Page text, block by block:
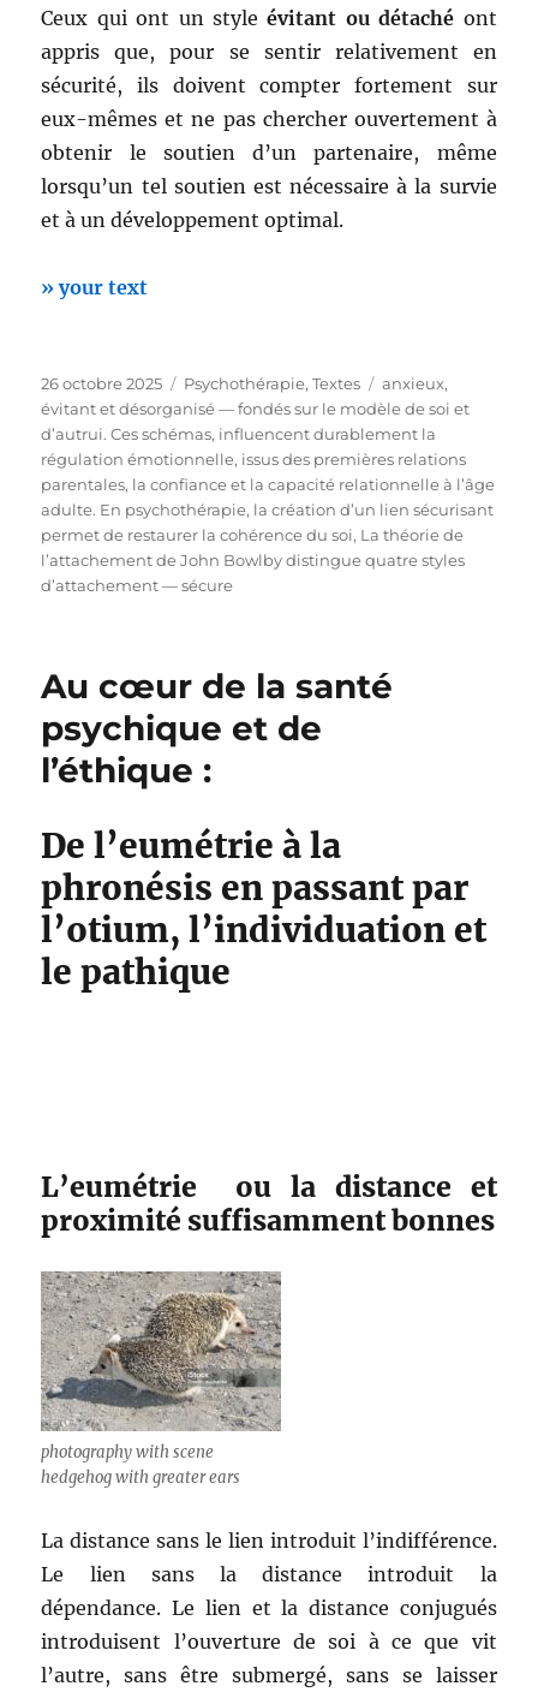
Ceux qui ont un styleévitant ou détaché ont
appris que, pour se sentir relativement en
sécurité, ils doivent compter fortement sur
eux-mêmes et ne pas chercher ouvertement à
obtenir le soutien d’un partenaire, même
lorsqu’un tel soutien est nécessaire à la survie
et à un développement optimal.
» your text
Publié
le
26 octobre 2025 Catégories
Psychothérapie,Textes Étiquettes
anxieux,
évitant et désorganisé — fondés sur le modèle de soi et
d’autrui. Ces schémas, influencent durablement la
régulation émotionnelle, issus des premières relations
parentales, la confiance et la capacité relationnelle à l’âge
adulte. En psychothérapie, la création d’un lien sécurisant
permet de restaurer la cohérence du soi, La théorie de
l’attachement de John Bowlby distingue quatre styles
d’attachement — sécure
Au cœur de la santé
psychique et de
l’éthique :
De l’eumétrie à la
phronésis en passant par
l’otium, l’individuation et
le pathique
L’eumétrie ou la distance et
proximité suffisamment bonnes
photography with scene
hedgehog with greater ears
La distance sans le lien introduit l’indifférence.
Le lien sans la distance introduit la
dépendance. Le lien et la distance conjugués
introduisent l’ouverture de soi à ce que vit
l’autre, sans être submergé, sans se laisser